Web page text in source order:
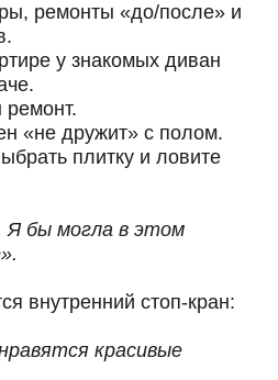
ремонты «до/после» и
у знакомых диван
«не дружит» с полом.
плитку и ловите
Я бы могла в этом
внутренний стоп-кран:
красивые